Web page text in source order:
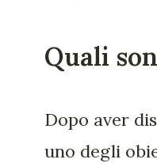
Quali
Dopo aver
uno degli